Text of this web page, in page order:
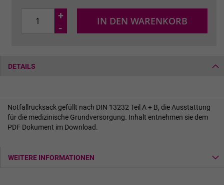
+
-
IN DEN WARENKORB
DETAILS
Notfallrucksack gefüllt nach DIN 13232 Teil A + B, die Ausstattung
für die medizinische Grundversorgung. Inhalt entnehmen sie dem
PDF Dokument im Download.
WEITERE INFORMATIONEN